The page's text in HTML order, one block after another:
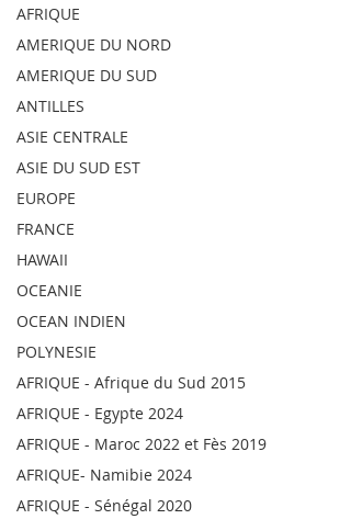
AFRIQUE
AMERIQUE DU NORD
AMERIQUE DU SUD
ANTILLES
ASIE CENTRALE
ASIE DU SUD EST
EUROPE
FRANCE
HAWAII
OCEANIE
OCEAN INDIEN
POLYNESIE
AFRIQUE - Afrique du Sud 2015
AFRIQUE - Egypte 2024
AFRIQUE - Maroc 2022 et Fès 2019
AFRIQUE- Namibie 2024
AFRIQUE - Sénégal 2020